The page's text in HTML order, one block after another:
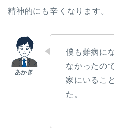
精神的にも辛くなります。
僕も難病に
なかったの
家にいるこ
た。